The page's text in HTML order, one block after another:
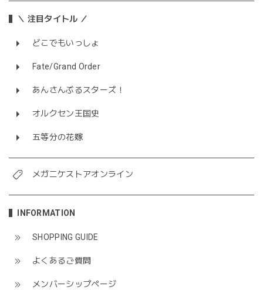
＼ 注目タイトル ／
どこでもいっしょ
Fate/Grand Order
あんさんぶるスターズ！
オルクセン王国史
五等分の花嫁
メガニケストアオンライン
INFORMATION
SHOPPING GUIDE
よくあるご質問
メンバーシップページ